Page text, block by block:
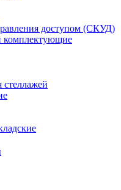
доступом (СКУД)
комплектующие